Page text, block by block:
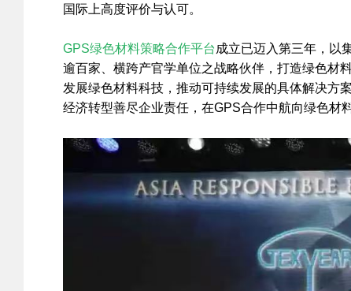
国际上高度评价与认可。
GPS绿色材料策略合作平台成立已迈入第三年，以
逾百家、横跨产官学单位之战略伙伴，打造绿色材
发展绿色材料科技，推动可持续发展的具体解决方
经济转型善尽企业责任，在GPS合作中航向绿色材